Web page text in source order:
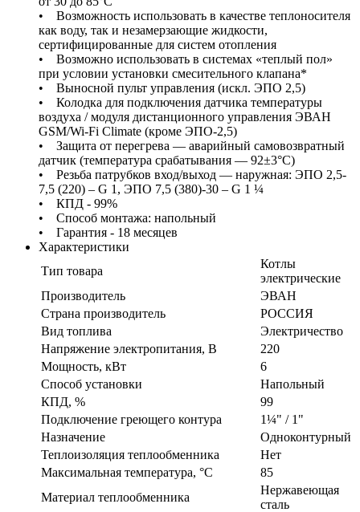
• Возможность использовать в качестве теплоносителя
как воду, так и незамерзающие жидкости,
сертифицированные для систем отопления
• Возможно использовать в системах «теплый пол»
при условии установки смесительного клапана*
• Выносной пульт управления (искл. ЭПО 2,5)
• Колодка для подключения датчика температуры
воздуха / модуля дистанционного управления ЭВАН
GSM/Wi-Fi Climate (кроме ЭПО-2,5)
• Защита от перегрева — аварийный самовозвратный
датчик (температура срабатывания — 92±3°С)
• Резьба патрубков вход/выход — наружная: ЭПО 2,5-
7,5 (220) – G 1, ЭПО 7,5 (380)-30 – G 1 ¼
• КПД - 99%
• Способ монтажа: напольный
• Гарантия - 18 месяцев
Характеристики
Тип товара
Котлы
электрические
Производитель
ЭВАН
Страна производитель
РОССИЯ
Вид топлива
Электричество
Напряжение электропитания, В
220
Мощность, кВт
6
Способ установки
Напольный
КПД, %
99
Подключение греющего контура
1¼" / 1"
Назначение
Одноконтурный
Теплоизоляция теплообменника
Нет
Максимальная температура, °C
85
Материал теплообменника
Нержавеющая
сталь